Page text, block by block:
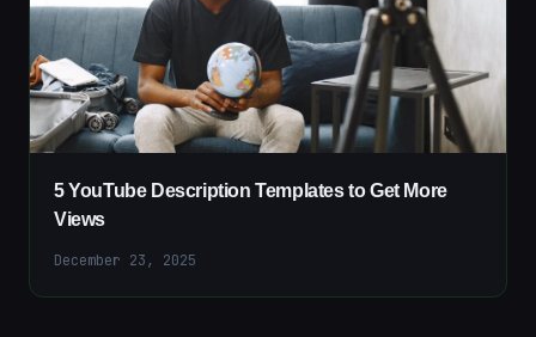
5 YouTube Description Templates to Get More
Views
December 23, 2025